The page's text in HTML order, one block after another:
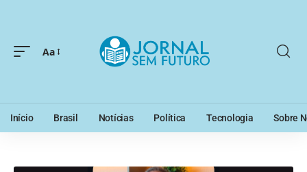
Aa
Início Brasil Notícias Política Tecnologia Sobre